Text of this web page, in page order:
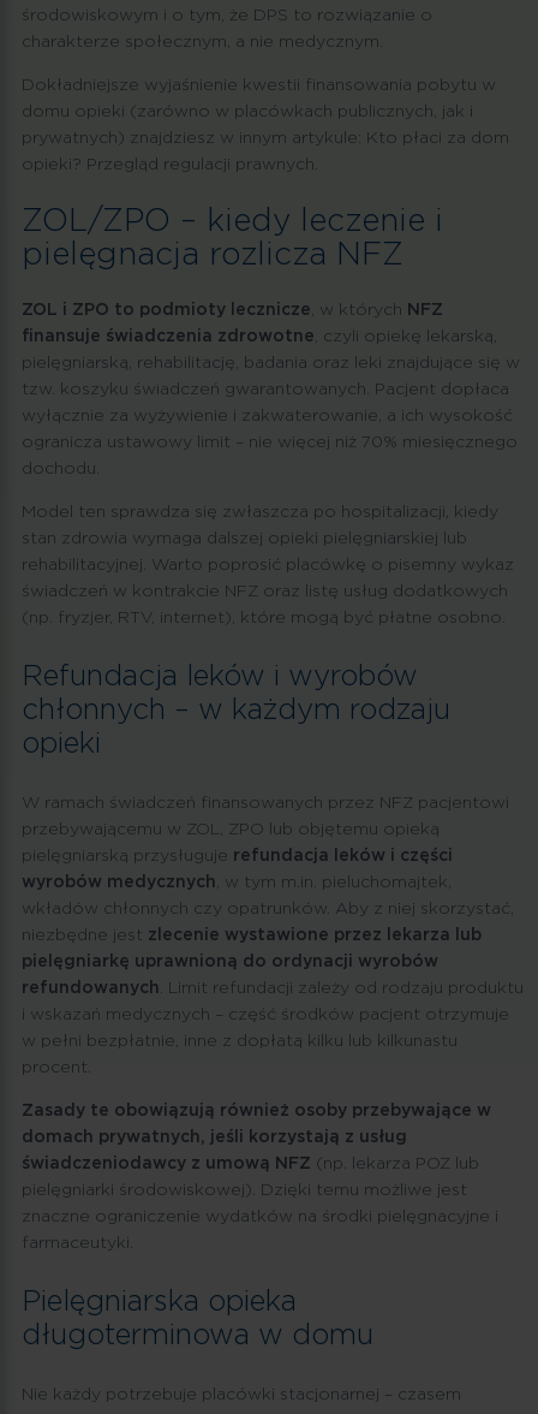
środowiskowym i o tym, że DPS to rozwiązanie o
charakterze społecznym, a nie medycznym.
Dokładniejsze wyjaśnienie kwestii finansowania pobytu w
domu opieki (zarówno w placówkach publicznych, jak i
prywatnych) znajdziesz w innym artykule: Kto płaci za dom
opieki? Przegląd regulacji prawnych.
ZOL/ZPO – kiedy leczenie i
pielęgnacja rozlicza NFZ
ZOL i ZPO to podmioty lecznicze, w których NFZ
finansuje świadczenia zdrowotne, czyli opiekę lekarską,
pielęgniarską, rehabilitację, badania oraz leki znajdujące się w
tzw. koszyku świadczeń gwarantowanych. Pacjent dopłaca
wyłącznie za wyżywienie i zakwaterowanie, a ich wysokość
ogranicza ustawowy limit – nie więcej niż 70% miesięcznego
dochodu.
Model ten sprawdza się zwłaszcza po hospitalizacji, kiedy
stan zdrowia wymaga dalszej opieki pielęgniarskiej lub
rehabilitacyjnej. Warto poprosić placówkę o pisemny wykaz
świadczeń w kontrakcie NFZ oraz listę usług dodatkowych
(np. fryzjer, RTV, internet), które mogą być płatne osobno.
Refundacja leków i wyrobów
chłonnych – w każdym rodzaju
opieki
W ramach świadczeń finansowanych przez NFZ pacjentowi
przebywającemu w ZOL, ZPO lub objętemu opieką
pielęgniarską przysługuje refundacja leków i części
wyrobów medycznych, w tym m.in. pieluchomajtek,
wkładów chłonnych czy opatrunków. Aby z niej skorzystać,
niezbędne jest zlecenie wystawione przez lekarza lub
pielęgniarkę uprawnioną do ordynacji wyrobów
refundowanych. Limit refundacji zależy od rodzaju produktu
i wskazań medycznych – część środków pacjent otrzymuje
w pełni bezpłatnie, inne z dopłatą kilku lub kilkunastu
procent.
Zasady te obowiązują również osoby przebywające w
domach prywatnych, jeśli korzystają z usług
świadczeniodawcy z umową NFZ (np. lekarza POZ lub
pielęgniarki środowiskowej). Dzięki temu możliwe jest
znaczne ograniczenie wydatków na środki pielęgnacyjne i
farmaceutyki.
Pielęgniarska opieka
długoterminowa w domu
Nie każdy potrzebuje placówki stacjonarnej – czasem